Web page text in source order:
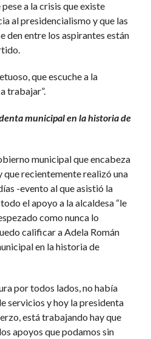
a la crisis que existe
al presidencialismo y que las
den entre los aspirantes están
que escuche a la
trabajar”.
municipal en la historia de
municipal que encabeza
recientemente realizó una
-evento al que asistió la
el apoyo a la alcaldesa “le
como nunca lo
calificar a Adela Román
en la historia de
por todos lados, no había
servicios y hoy la presidenta
está trabajando hay que
apoyos que podamos sin